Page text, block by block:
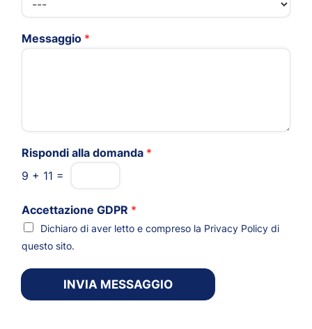
Messaggio *
Rispondi alla domanda *
9 + 11 =
Accettazione GDPR *
Dichiaro di aver letto e compreso la Privacy Policy di
questo sito.
INVIA MESSAGGIO